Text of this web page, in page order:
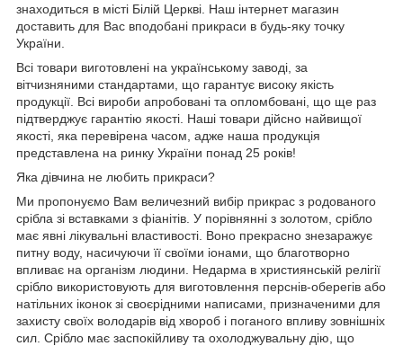
знаходиться в місті Білій Церкві. Наш інтернет магазин
доставить для Вас вподобані прикраси в будь-яку точку
України.
Всі товари виготовлені на українському заводі, за
вітчизняними стандартами, що гарантує високу якість
продукції. Всі вироби апробовані та опломбовані, що ще раз
підтверджує гарантію якості. Наші товари дійсно найвищої
якості, яка перевірена часом, адже наша продукція
представлена на ринку України понад 25 років!
Яка дівчина не любить прикраси?
Ми пропонуємо Вам величезний вибір прикрас з родованого
срібла зі вставками з фіанітів. У порівнянні з золотом, срібло
має явні лікувальні властивості. Воно прекрасно знезаражує
питну воду, насичуючи її своїми іонами, що благотворно
впливає на організм людини. Недарма в християнській релігії
срібло використовують для виготовлення перснів-оберегів або
натільних іконок зі своєрідними написами, призначеними для
захисту своїх володарів від хвороб і поганого впливу зовнішніх
сил. Срібло має заспокійливу та охолоджувальну дію, що